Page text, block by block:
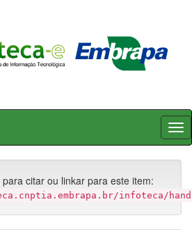
citar ou linkar para este item:
infoteca/